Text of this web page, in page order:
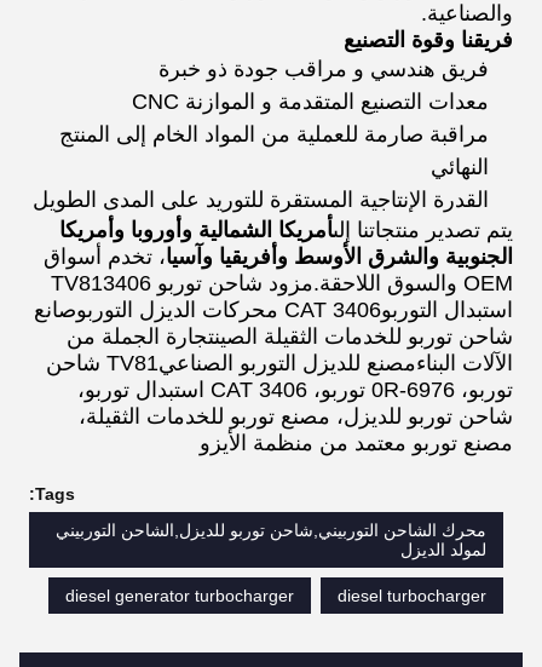
والصناعية.
فريقنا وقوة التصنيع
فريق هندسي و مراقب جودة ذو خبرة
معدات التصنيع المتقدمة و الموازنة CNC
مراقبة صارمة للعملية من المواد الخام إلى المنتج
النهائي
القدرة الإنتاجية المستقرة للتوريد على المدى الطويل
يتم تصدير منتجاتنا إلىأمريكا الشمالية وأوروبا وأمريكا
الجنوبية والشرق الأوسط وأفريقيا وآسيا، تخدم أسواق
OEM والسوق اللاحقة.
مزود شاحن توربو TV81 3406
استبدال التوربوCAT 3406 محركات الديزل التوربو
صانع
شاحن توربو للخدمات الثقيلة الصينتجارة الجملة من
الآلات البناءمصنع للديزل التوربو الصناعي
TV81 شاحن
توربو، 0R-6976 توربو، CAT 3406 استبدال توربو،
شاحن توربو للديزل، مصنع توربو للخدمات الثقيلة،
مصنع توربو معتمد من منظمة الأيزو
Tags:
محرك الشاحن التوربيني,شاحن توربو للديزل,الشاحن التوربيني
لمولد الديزل
diesel turbocharger
diesel generator turbocharger